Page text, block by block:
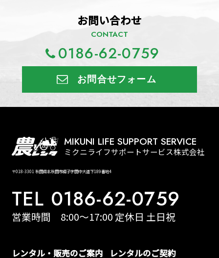
お問い合わせ
CONTACT
0186-62-0759
お問合せフォーム
MIKUNI LIFE SUPPORT SERVICE
ミクニライフサポートサービス株式会社
〒018-3301 秋田県北秋田市綴子字田中大道下189番地4
TEL 0186-62-0759
営業時間 8:00～17:00 定休日 土日祝
レンタル・販売のご案内 レンタルのご契約